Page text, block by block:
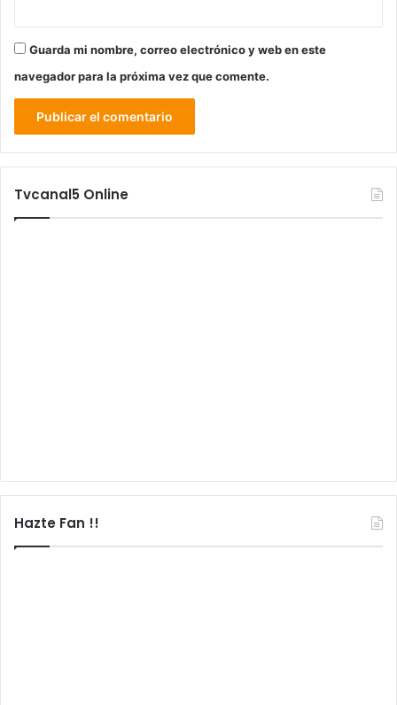
Guarda mi nombre, correo electrónico y web en este
navegador para la próxima vez que comente.
Tvcanal5 Online
Hazte Fan !!